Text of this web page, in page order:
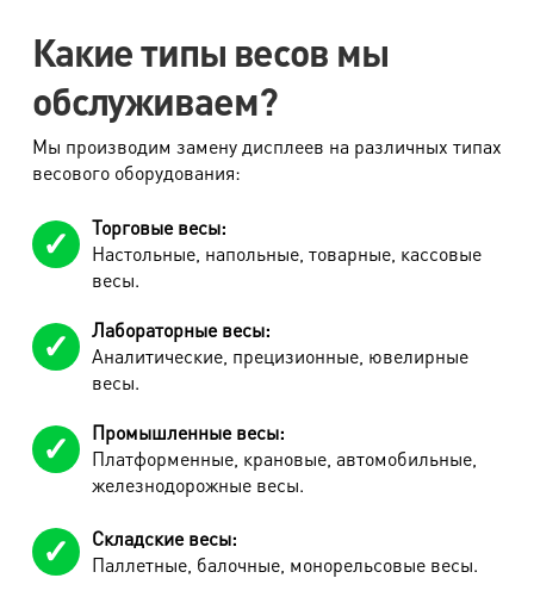
Какие типы весов мы
обслуживаем?
Мы производим замену дисплеев на различных типах
весового оборудования:
Торговые весы:
Настольные, напольные, товарные, кассовые
весы.
Лабораторные весы:
Аналитические, прецизионные, ювелирные
весы.
Промышленные весы:
Платформенные, крановые, автомобильные,
железнодорожные весы.
Складские весы:
Паллетные, балочные, монорельсовые весы.